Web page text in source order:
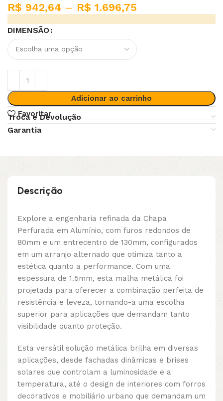
R$ 942,64 – R$ 1.696,75
DIMENSÃO
Adicionar ao carrinho
Favoritar
Troca e Devolução
Garantia
Descrição
Explore a engenharia refinada da Chapa
Perfurada em Alumínio, com furos redondos de
80mm e um entrecentro de 130mm, configurados
em um arranjo alternado que otimiza tanto a
estética quanto a performance. Com uma
espessura de 1.5mm, esta malha metálica foi
projetada para oferecer a combinação perfeita de
resistência e leveza, tornando-a uma escolha
superior para aplicações que demandam tanto
visibilidade quanto proteção.
Esta versátil solução metálica brilha em diversas
aplicações, desde fachadas dinâmicas e brises
solares que controlam a luminosidade e a
temperatura, até o design de interiores com forros
decorativos e mobiliário urbano que demandam um